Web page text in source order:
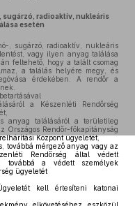
radioaktív, nukleáris
esetén
, sugárzó, radioaktív, nukleáris
vagy ilyen anyag találása
feltehető, hogy a talált csomag
a találás helyére megy, és
érdekében. A rendőr a
a Készenléti Rendőrség
anyag találásáról a területileg
Országos Rendőr-főkapitányság
Központ ügyeletét,
továbbá mérgező anyag vagy az
Rendőrség által védett
továbbá a védett személyek
ügyeletét
kell értesíteni katonai